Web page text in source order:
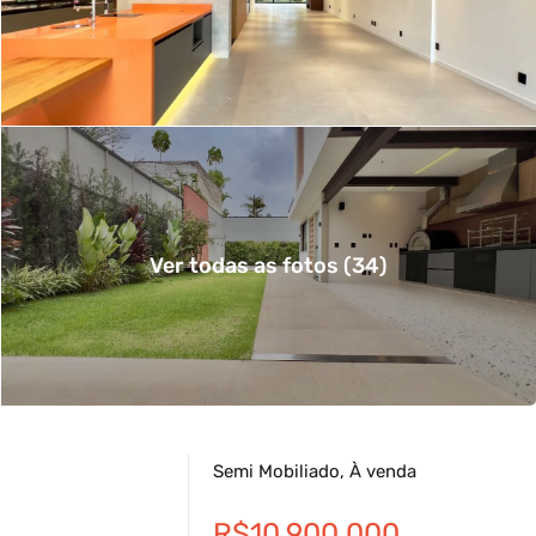
Ver todas as fotos (34)
Semi Mobiliado, À venda